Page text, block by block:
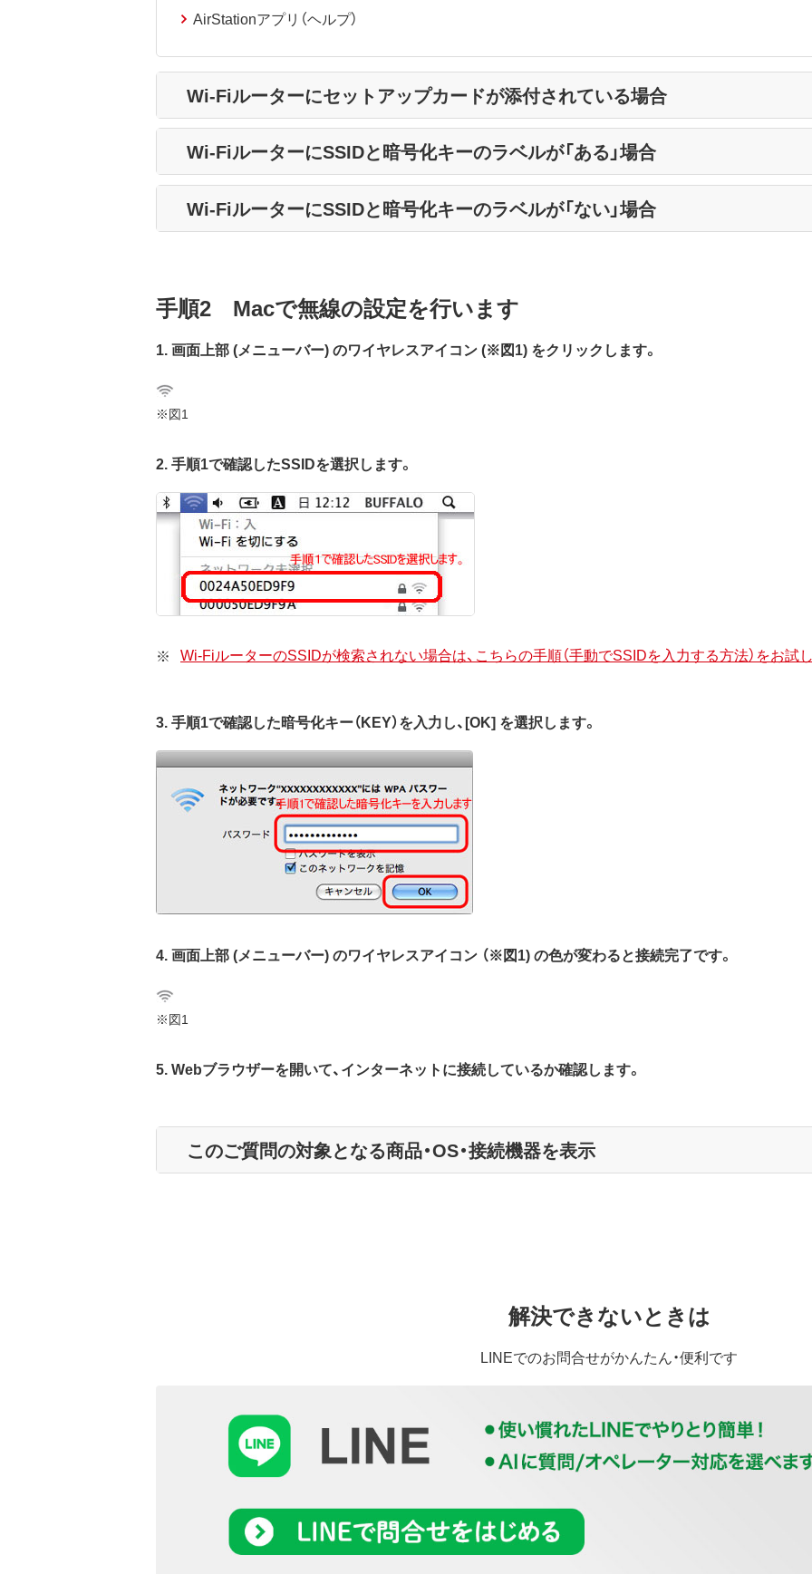
AirStationアプリ（ヘルプ）
Wi-Fiルーターにセットアップカードが添付されている場合
Wi-FiルーターにSSIDと暗号化キーのラベルが「ある」場合
Wi-FiルーターにSSIDと暗号化キーのラベルが「ない」場合
手順2 Macで無線の設定を行います
1. 画面上部 (メニューバー) のワイヤレスアイコン (※図1) をクリックします。
※図1
2. 手順1で確認したSSIDを選択します。
Wi-FiルーターのSSIDが検索されない場合は、こちらの手順（手動でSSIDを入力する方法）をお試
3. 手順1で確認した暗号化キー（KEY）を入力し、[OK] を選択します。
4. 画面上部 (メニューバー) のワイヤレスアイコン （※図1) の色が変わると接続完了です。
※図1
5. Webブラウザーを開いて、インターネットに接続しているか確認します。
このご質問の対象となる商品・OS・接続機器を表示
解決できないときは
LINEでのお問合せがかんたん・便利です